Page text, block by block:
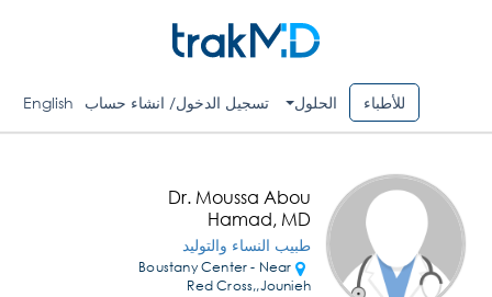
للأطباء الحلول تسجيل الدخول/ انشاء حساب English
Dr. Moussa Abou
Hamad, MD
طبيب النساء والتوليد
Boustany Center - Near
Red Cross,,Jounieh